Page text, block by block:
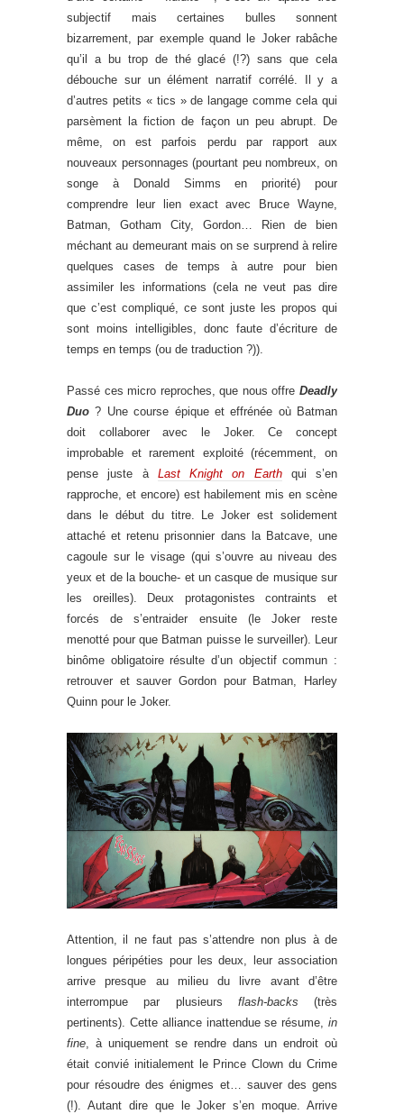
subjectif mais certaines bulles sonnent
bizarrement, par exemple quand le Joker rabâche
qu’il a bu trop de thé glacé (!?) sans que cela
débouche sur un élément narratif corrélé. Il y a
d’autres petits « tics » de langage comme cela qui
parsèment la fiction de façon un peu abrupt. De
même, on est parfois perdu par rapport aux
nouveaux personnages (pourtant peu nombreux, on
songe à Donald Simms en priorité) pour
comprendre leur lien exact avec Bruce Wayne,
Batman, Gotham City, Gordon… Rien de bien
méchant au demeurant mais on se surprend à relire
quelques cases de temps à autre pour bien
assimiler les informations (cela ne veut pas dire
que c’est compliqué, ce sont juste les propos qui
sont moins intelligibles, donc faute d’écriture de
temps en temps (ou de traduction ?)).
Passé ces micro reproches, que nous offre Deadly
Duo ? Une course épique et effrénée où Batman
doit collaborer avec le Joker. Ce concept
improbable et rarement exploité (récemment, on
pense juste à Last Knight on Earthqui s’en
rapproche, et encore) est habilement mis en scène
dans le début du titre. Le Joker est solidement
attaché et retenu prisonnier dans la Batcave, une
cagoule sur le visage (qui s’ouvre au niveau des
yeux et de la bouche- et un casque de musique sur
les oreilles). Deux protagonistes contraints et
forcés de s’entraider ensuite (le Joker reste
menotté pour que Batman puisse le surveiller). Leur
binôme obligatoire résulte d’un objectif commun :
retrouver et sauver Gordon pour Batman, Harley
Quinn pour le Joker.
Attention, il ne faut pas s’attendre non plus à de
longues péripéties pour les deux, leur association
arrive presque au milieu du livre avant d’être
interrompue par plusieurs flash-backs (très
pertinents). Cette alliance inattendue se résume, in
fine, à uniquement se rendre dans un endroit où
était convié initialement le Prince Clown du Crime
pour résoudre des énigmes et… sauver des gens
(!). Autant dire que le Joker s’en moque. Arrive